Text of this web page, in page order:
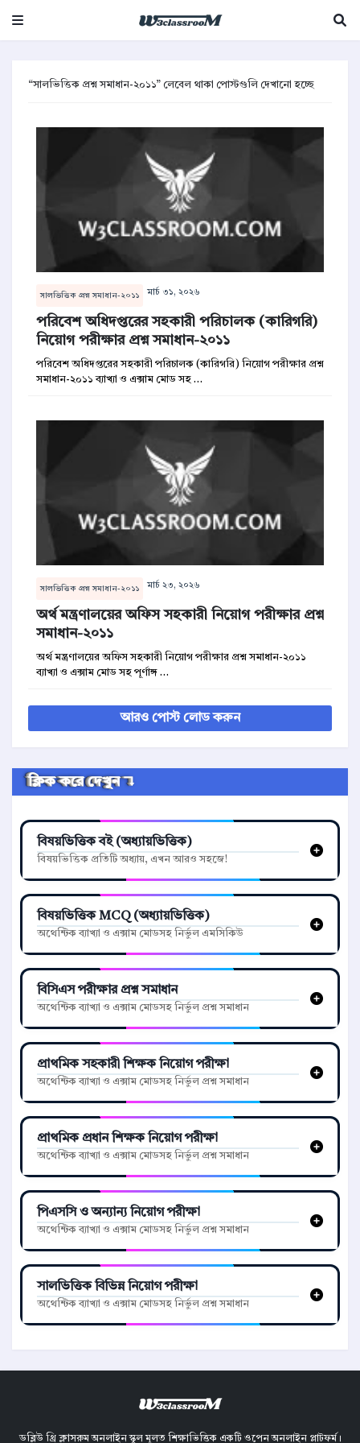
সালভিত্তিক প্রশ্ন সমাধান-২০১১ লেবেল থাকা পোস্টগুলি দেখানো হচ্ছে
সালভিত্তিক প্রশ্ন সমাধান-২০১১ মার্চ ৩১, ২০২৬
পরিবেশ অধিদপ্তরের সহকারী পরিচালক (কারিগরি)
নিয়োগ পরীক্ষার প্রশ্ন সমাধান-২০১১
পরিবেশ অধিদপ্তরের সহকারী পরিচালক (কারিগরি) নিয়োগ পরীক্ষার প্রশ্ন
সমাধান-২০১১ ব্যাখ্যা ও এক্সাম মোড সহ …
সালভিত্তিক প্রশ্ন সমাধান-২০১১ মার্চ ২৩, ২০২৬
অর্থ মন্ত্রণালয়ের অফিস সহকারী নিয়োগ পরীক্ষার প্রশ্ন
সমাধান-২০১১
অর্থ মন্ত্রণালয়ের অফিস সহকারী নিয়োগ পরীক্ষার প্রশ্ন সমাধান-২০১১
ব্যাখ্যা ও এক্সাম মোড সহ পূর্ণাঙ্গ …
আরও পোস্ট লোড করুন
ক্লিক করে দেখুন ↴
বিষয়ভিত্তিক বই (অধ্যায়ভিত্তিক)
বিষয়ভিত্তিক প্রতিটি অধ্যায়, এখন আরও সহজে!
বিষয়ভিত্তিক MCQ (অধ্যায়ভিত্তিক)
অথেন্টিক ব্যাখ্যা ও এক্সাম মোডসহ নির্ভুল এমসিকিউ
বিসিএস পরীক্ষার প্রশ্ন সমাধান
অথেন্টিক ব্যাখ্যা ও এক্সাম মোডসহ নির্ভুল প্রশ্ন সমাধান
প্রাথমিক সহকারী শিক্ষক নিয়োগ পরীক্ষা
অথেন্টিক ব্যাখ্যা ও এক্সাম মোডসহ নির্ভুল প্রশ্ন সমাধান
প্রাথমিক প্রধান শিক্ষক নিয়োগ পরীক্ষা
অথেন্টিক ব্যাখ্যা ও এক্সাম মোডসহ নির্ভুল প্রশ্ন সমাধান
পিএসসি ও অন্যান্য নিয়োগ পরীক্ষা
অথেন্টিক ব্যাখ্যা ও এক্সাম মোডসহ নির্ভুল প্রশ্ন সমাধান
সালভিত্তিক বিভিন্ন নিয়োগ পরীক্ষা
অথেন্টিক ব্যাখ্যা ও এক্সাম মোডসহ নির্ভুল প্রশ্ন সমাধান
ডব্লিউ থ্রি ক্লাসরুম অনলাইন স্কুল মূলত শিক্ষাভিত্তিক একটি ওপেন অনলাইন প্লাটফর্ম।